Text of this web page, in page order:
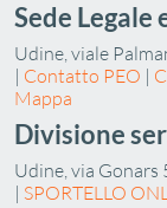
Sede
Udine, viale
| Contatto PEO |
Mappa
Divisione
Udine, via Gonars
| SPORTELLO